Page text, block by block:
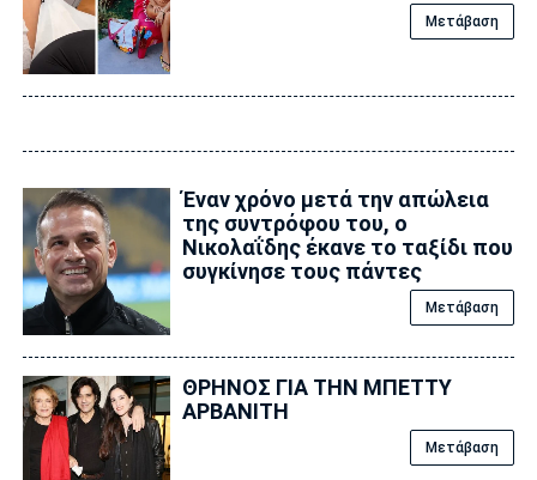
Μετάβαση
Έναν χρόνο μετά την απώλεια
της συντρόφου του, ο
Νικολαΐδης έκανε το ταξίδι που
συγκίνησε τους πάντες
Μετάβαση
ΘΡΗΝΟΣ ΓΙΑ ΤΗΝ ΜΠΕΤΤΥ
ΑΡΒΑΝΙΤΗ
Μετάβαση